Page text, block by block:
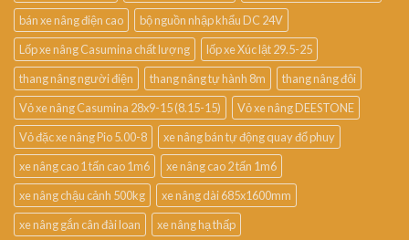
bán xe nâng điện cao
bộ nguồn nhập khẩu DC 24V
Lốp xe nâng Casumina chất lượng
lốp xe Xúc lật 29.5-25
thang nâng người điện
thang nâng tự hành 8m
thang nâng đôi
Vỏ xe nâng Casumina 28x9-15 (8.15-15)
Vỏ xe nâng DEESTONE
Vỏ đặc xe nâng Pio 5.00-8
xe nâng bán tự động quay đổ phuy
xe nâng cao 1 tấn cao 1m6
xe nâng cao 2 tấn 1m6
xe nâng chậu cảnh 500kg
xe nâng dài 685x1600mm
xe nâng gắn cân đài loan
xe nâng hạ thấp